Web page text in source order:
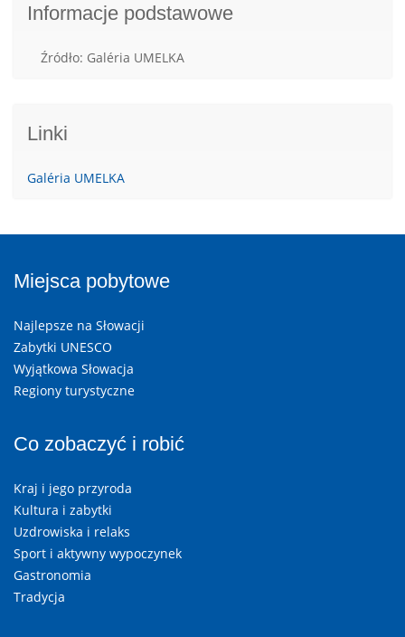
Informacje podstawowe
Źródło: Galéria UMELKA
Linki
Galéria UMELKA
Miejsca pobytowe
Najlepsze na Słowacji
Zabytki UNESCO
Wyjątkowa Słowacja
Regiony turystyczne
Co zobaczyć i robić
Kraj i jego przyroda
Kultura i zabytki
Uzdrowiska i relaks
Sport i aktywny wypoczynek
Gastronomia
Tradycja